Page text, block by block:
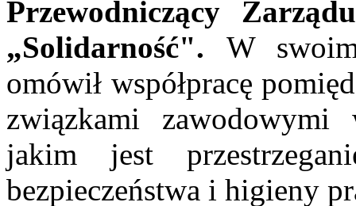
Przewodniczący
„Solidarność". W
omówił współpracę
związkami zawodowymi
jakim jest
bezpieczeństwa i higieny